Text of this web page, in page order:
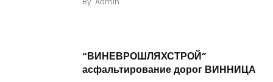
“ВИНЕВРОШЛЯХСТРОЙ”
асфальтирование дорог ВИННИЦА